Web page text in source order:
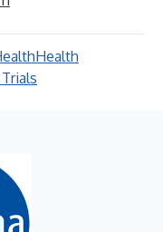
Health